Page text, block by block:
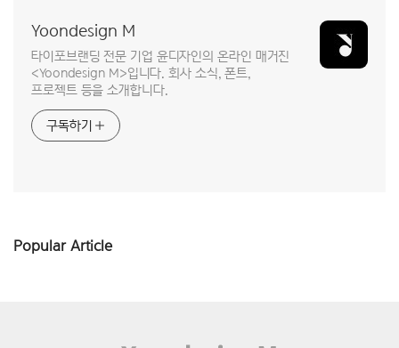
Yoondesign M
타이포브랜딩 전문 기업 윤디자인의 온라인 매거진
<Yoondesign M>입니다. 회사 소식, 폰트,
프로젝트 등을 소개합니다.
구독하기
Popular Article